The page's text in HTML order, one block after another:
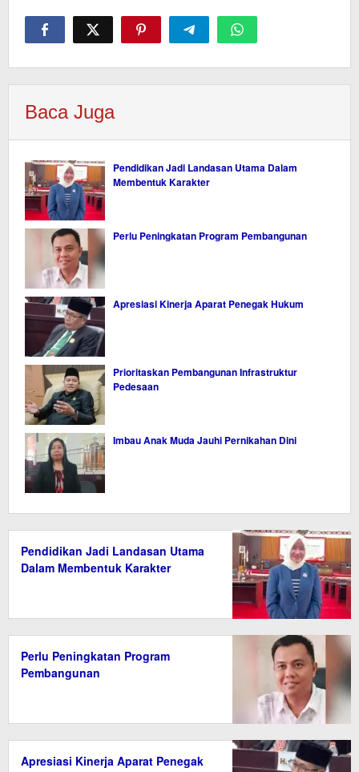
Baca Juga
Pendidikan Jadi Landasan Utama Dalam
Membentuk Karakter
Perlu Peningkatan Program Pembangunan
Apresiasi Kinerja Aparat Penegak Hukum
Prioritaskan Pembangunan Infrastruktur
Pedesaan
Imbau Anak Muda Jauhi Pernikahan Dini
Pendidikan Jadi Landasan Utama
Dalam Membentuk Karakter
Perlu Peningkatan Program
Pembangunan
Apresiasi Kinerja Aparat Penegak